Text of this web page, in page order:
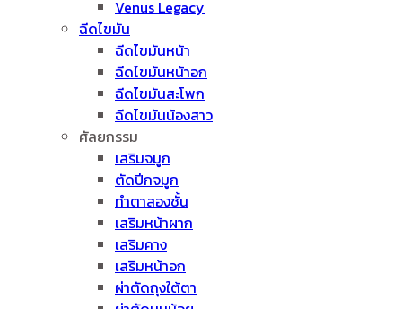
Venus Legacy
ฉีดไขมัน
ฉีดไขมันหน้า
ฉีดไขมันหน้าอก
ฉีดไขมันสะโพก
ฉีดไขมันน้องสาว
ศัลยกรรม
เสริมจมูก
ตัดปีกจมูก
ทำตาสองชั้น
เสริมหน้าผาก
เสริมคาง
เสริมหน้าอก
ผ่าตัดถุงใต้ตา